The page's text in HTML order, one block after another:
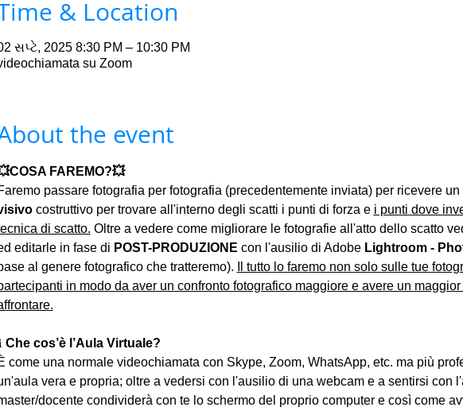
& Location
સપ્ટે, 2025 8:30 PM – 10:30 PM
su Zoom
the event
FAREMO?💥
passare fotografia per fotografia (precedentemente inviata) per ricevere
costruttivo per trovare all'interno degli scatti i punti di forza e i punti dove
di scatto. Oltre a vedere come migliorare le fotografie all'atto dello scatto
editarle in fase di POST-PRODUZIONE con l'ausilio di Adobe Lightroom -
al genere fotografico che tratteremo).
Il tutto lo faremo non solo sulle tue
in modo da aver un confronto fotografico maggiore e avere un
Che cos’è l’Aula Virtuale?
come una normale videochiamata con Skype, Zoom, WhatsApp, etc. ma più
vera e propria; oltre a vedersi con l'ausilio di una webcam e a sentirsi con
docente condividerà con te lo schermo del proprio computer e così come